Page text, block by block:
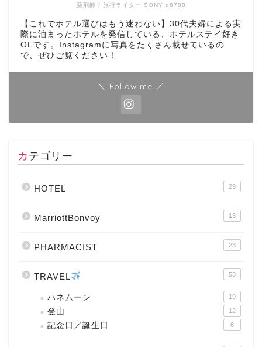
薬剤師 / 旅行ライター SONY α6700
【これでホテル選びはもう迷わない】30代夫婦による実
際に泊まったホテルを発信している、ホテルステイ好き
OLです。Instagramに写真をたくさん載せているの
で、ぜひご覧ください！
＼ Follow me ／
カテゴリー
HOTEL 29
MarriottBonvoy 13
PHARMACIST 23
TRAVEL 53
ハネムーン 19
登山 12
記念日／誕生日 6